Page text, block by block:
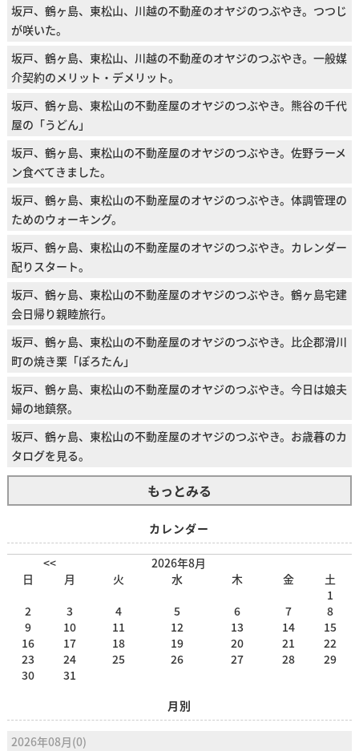
坂戸、鶴ヶ島、東松山、川越の不動産のオヤジのつぶやき。つつじ
が咲いた。
坂戸、鶴ヶ島、東松山、川越の不動産のオヤジのつぶやき。一般媒
介契約のメリット・デメリット。
坂戸、鶴ヶ島、東松山の不動産屋のオヤジのつぶやき。熊谷の千代
屋の「うどん」
坂戸、鶴ヶ島、東松山の不動産屋のオヤジのつぶやき。佐野ラーメ
ン食べてきました。
坂戸、鶴ヶ島、東松山の不動産屋のオヤジのつぶやき。体調管理の
ためのウォーキング。
坂戸、鶴ヶ島、東松山の不動産屋のオヤジのつぶやき。カレンダー
配りスタート。
坂戸、鶴ヶ島、東松山の不動産屋のオヤジのつぶやき。鶴ヶ島宅建
会日帰り親睦旅行。
坂戸、鶴ヶ島、東松山の不動産屋のオヤジのつぶやき。比企郡滑川
町の焼き栗「ぽろたん」
坂戸、鶴ヶ島、東松山の不動産屋のオヤジのつぶやき。今日は娘夫
婦の地鎮祭。
坂戸、鶴ヶ島、東松山の不動産屋のオヤジのつぶやき。お歳暮のカ
タログを見る。
もっとみる
カレンダー
<<
2026年8月
日
月 火 水 木 金
土
1
2
3 4 5 6 7
8
9
10 11 12 13 14
15
16
17 18 19 20 21
22
23
24 25 26 27 28
29
30
31
月別
2026年08月(0)